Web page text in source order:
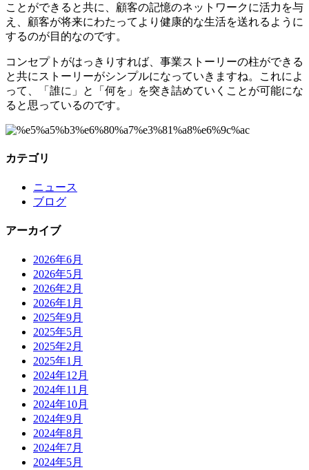
ことができると共に、顧客の記憶のネットワークに活力を与
え、顧客が将来にわたってより健康的な生活を送れるように
するのが目的なのです。
コンセプトがはっきりすれば、事業ストーリーの柱ができる
と共にストーリーがシンプルになっていきますね。これによ
って、「誰に」と「何を」を突き詰めていくことが可能にな
ると思っているのです。
カテゴリ
ニュース
ブログ
アーカイブ
2026年6月
2026年5月
2026年2月
2026年1月
2025年9月
2025年5月
2025年2月
2025年1月
2024年12月
2024年11月
2024年10月
2024年9月
2024年8月
2024年7月
2024年5月